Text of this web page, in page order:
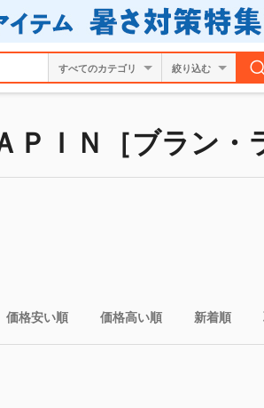
絞り込む
ＩＮ［ブラン・
価格安い順 価格高い順 新着順